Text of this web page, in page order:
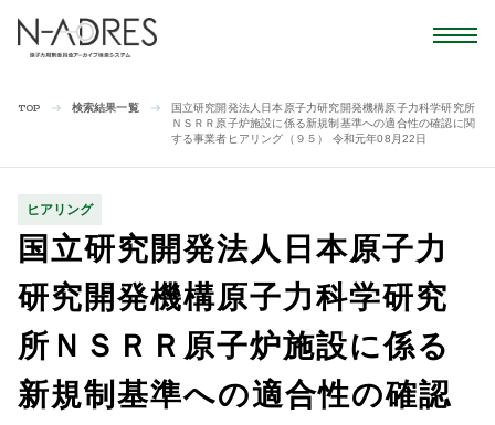
TOP 検索結果一覧
国立研究開発法人日本原子力研究開発機構原子力科学研究所
ＮＳＲＲ原子炉施設に係る新規制基準への適合性の確認に関
する事業者ヒアリング（９５） 令和元年08月22日
ヒアリング
国立研究開発法人日本原子力
研究開発機構原子力科学研究
所ＮＳＲＲ原子炉施設に係る
新規制基準への適合性の確認